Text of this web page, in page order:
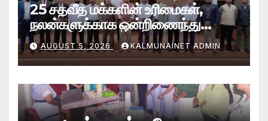
25 சதவீத மக்களின் உரிமைகள்,
நலன்களுக்காக ஒன்றிணைந்து
செயற்படவே புதிய பேரவை; இந்திய
உயர்ஸ்தானிகரிடம் எடுத்துரைப்பு.!
AUGUST 5, 2026 KALMUNAINET ADMIN